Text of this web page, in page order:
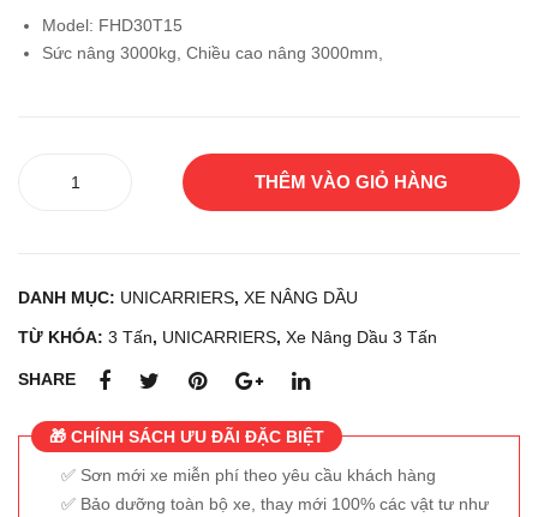
5C3
Z
Model: FHD30T15
Sức nâng 3000kg, Chiều cao nâng 3000mm,
số
lượng
THÊM VÀO GIỎ HÀNG
DANH MỤC: UNICARRIERS, XE NÂNG DẦU
TỪ KHÓA: 3 Tấn, UNICARRIERS, Xe Nâng Dầu 3 Tấn
SHARE
🎁 CHÍNH SÁCH ƯU ĐÃI ĐẶC BIỆT
Sơn mới xe miễn phí theo yêu cầu khách hàng
Bảo dưỡng toàn bộ xe, thay mới 100% các vật tư như